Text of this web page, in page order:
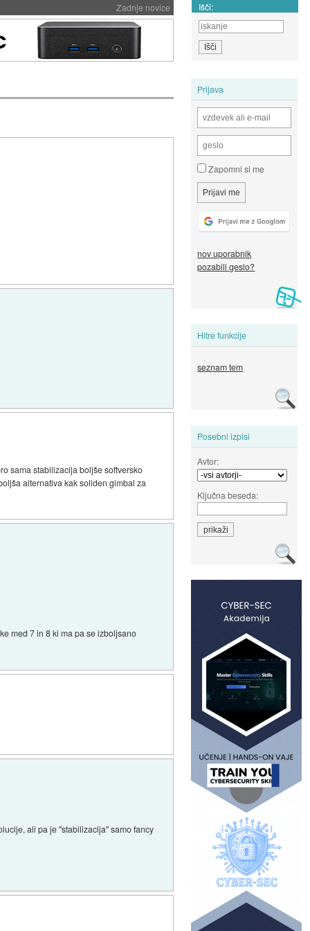
Zadnje novice Išči:
Prijava
Zapomni si me
nov uporabnik
pozabili geslo?
Hitre funkcije
seznam tem
Posebni izpisi
Avtor:
Ključna beseda:
sama stabilizacija boljše softversko
alternativa kak soliden gimbal za
med 7 in 8 ki ma pa se izboljsano
ali pa je "stabilizacija" samo fancy